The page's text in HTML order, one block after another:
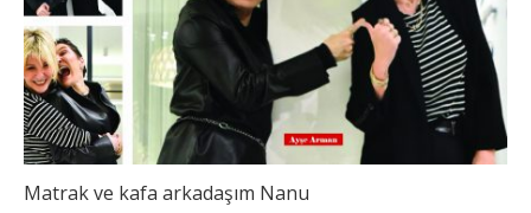
Matrak ve kafa arkadaşım Nanu